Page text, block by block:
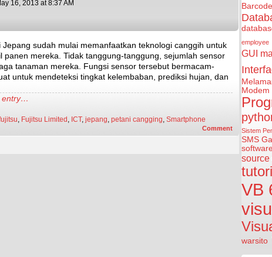
16, 2013 at8:37 AM
Jepang sudah mulai memanfaatkan teknologi canggih untuk
panen mereka. Tidak tanggung-tanggung, sejumlah sensor
tanaman mereka. Fungsi sensor tersebut bermacam-
untuk mendeteksi tingkat kelembaban, prediksi hujan, dan
entry…
, Fujitsu Limited , ICT, jepang, petani cangging, Smartphone
Comment
Barcode
employee
GUI
Modem
Sistem
SMS
source
VB
warsito